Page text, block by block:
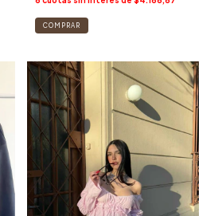
COMPRAR